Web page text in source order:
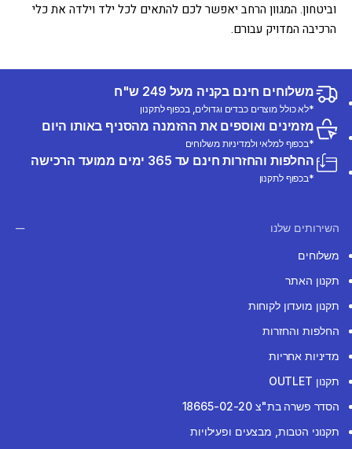
וביטחון. המגוון הרחב יאפשר לכם להתאים לכל ילד וילדה את כלי
הרכיבה המדויק עבורם.
משלוחים חינם בקניה מעל 249 ש"ח
*לא כולל מוצרים כבדים וגדולים, בכפוף לתקנון
מזמינים ואוספים את ההזמנה מהסניף באותו היום
*בכפוף למלאי ולמדיניות משלוחים
החלפות והחזרות חינם עד 365 ימים ממועד הרכישה
*בכפוף לתקנון
השירותים שלנו
משלוחים
תקנון האתר
תקנון מועדון לקוחות
החלפות והחזרות
מדיניות אחריות
תקנון OUTLET
הסדר פשרה בת"צ 18665-02-20
תקנוני הטבות, מבצעים ופעילויות